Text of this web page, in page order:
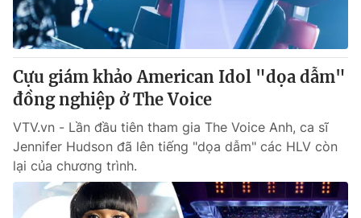
Cựu giám khảo American Idol "dọa dẫm"
đồng nghiệp ở The Voice
VTV.vn - Lần đầu tiên tham gia The Voice Anh, ca sĩ
Jennifer Hudson đã lên tiếng "dọa dẫm" các HLV còn
lại của chương trình.